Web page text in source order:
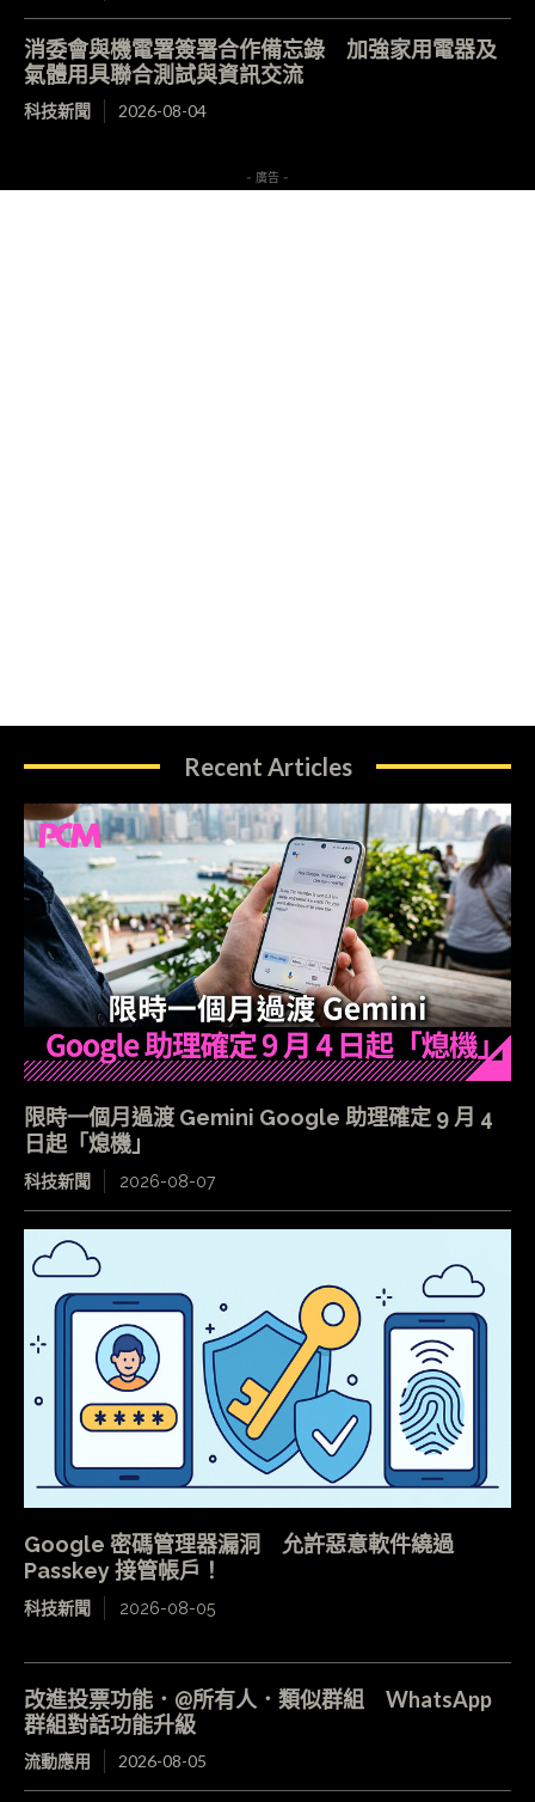
消委會與機電署簽署合作備忘錄 加強家用電器及
氣體用具聯合測試與資訊交流
科技新聞 2026-08-04
- 廣告 -
Recent Articles
限時一個月過渡 Gemini Google 助理確定 9 月 4
日起「熄機」
科技新聞 2026-08-07
Google 密碼管理器漏洞 允許惡意軟件繞過
Passkey 接管帳戶！
科技新聞 2026-08-05
改進投票功能．@所有人．類似群組 WhatsApp
群組對話功能升級
流動應用 2026-08-05